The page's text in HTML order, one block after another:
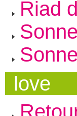
Riad
love